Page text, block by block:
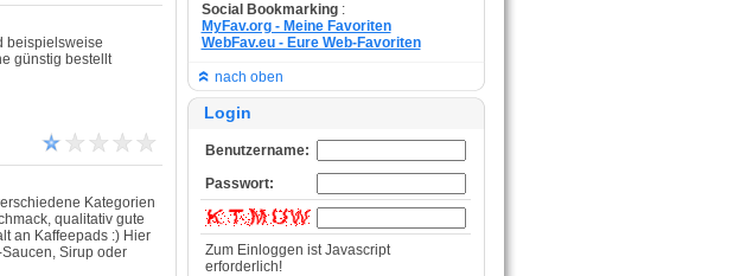
beispielsweise
günstig bestellt
Kategorien
qualitativ gute
an Kaffeepads :) Hier
Sirup oder
Social Bookmarking :
MyFav.org - Meine Favoriten
WebFav.eu - Eure Web-Favoriten
nach oben
Login
Benutzername:
Passwort:
Zum Einloggen ist Javascript
erforderlich!